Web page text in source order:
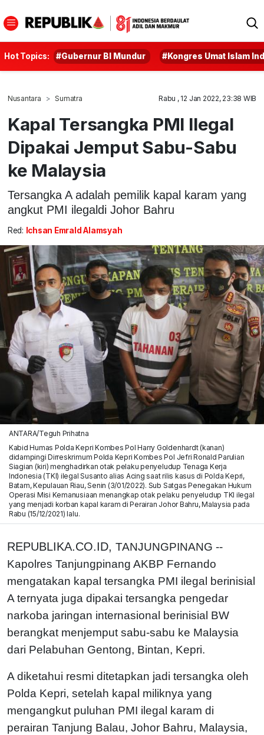
Hot Topics: #Gubernur BI Mundur #Kongres Umat Islam
Nusantara Sumatra Rabu , 12 Jan 2022, 23:38 WIB
Kapal Tersangka PMI Ilegal
Dipakai Jemput Sabu-Sabu
ke Malaysia
Tersangka A adalah pemilik kapal karam yang
angkut PMI ilegaldi Johor Bahru
Red: Ichsan Emrald Alamsyah
ANTARA/Teguh Prihatna
Kabid Humas Polda Kepri Kombes Pol Harry Goldenhardt (kanan)
didampingi Dirreskrimum Polda Kepri Kombes Pol Jefri Ronald Parulian
Siagian (kiri) menghadirkan otak pelaku penyeludup Tenaga Kerja
Indonesia (TKI) ilegal Susanto alias Acing saat rilis kasus di Polda Kepri,
Batam, Kepulauan Riau, Senin (3/01/2022). Sub Satgas Penegakan Hukum
Operasi Misi Kemanusiaan menangkap otak pelaku penyeludup TKI ilegal
yang menjadi korban kapal karam di Perairan Johor Bahru, Malaysia pada
Rabu (15/12/2021) lalu.
REPUBLIKA.CO.ID, TANJUNGPINANG --
Kapolres Tanjungpinang AKBP Fernando
mengatakan kapal tersangka PMI ilegal berinisial
A ternyata juga dipakai tersangka pengedar
narkoba jaringan internasional berinisial BW
berangkat menjemput sabu-sabu ke Malaysia
dari Pelabuhan Gentong, Bintan, Kepri.
A diketahui resmi ditetapkan jadi tersangka oleh
Polda Kepri, setelah kapal miliknya yang
mengangkut puluhan PMI ilegal karam di
perairan Tanjung Balau, Johor Bahru, Malaysia,